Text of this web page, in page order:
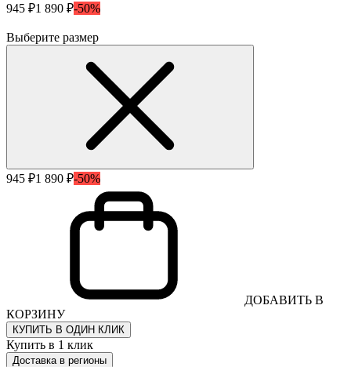
945 ₽1 890 ₽-50%
Выберите размер
945 ₽1 890 ₽-50%
ДОБАВИТЬ В
КОРЗИНУ
КУПИТЬ В ОДИН КЛИК
Купить в 1 клик
Доставка в регионы